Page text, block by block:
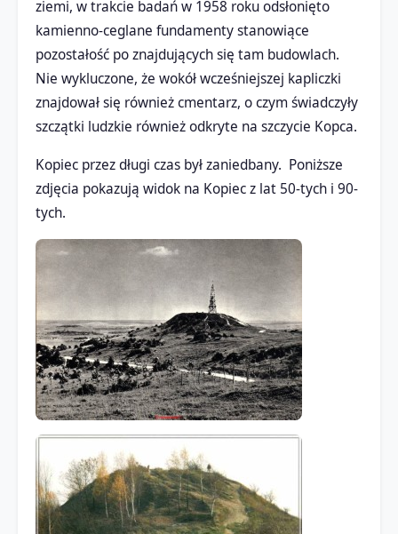
ziemi, w trakcie badań w 1958 roku odsłonięto
kamienno-ceglane fundamenty stanowiące
pozostałość po znajdujących się tam budowlach.
Nie wykluczone, że wokół wcześniejszej kapliczki
znajdował się również cmentarz, o czym świadczyły
szczątki ludzkie również odkryte na szczycie Kopca.
Kopiec przez długi czas był zaniedbany. Poniższe
zdjęcia pokazują widok na Kopiec z lat 50-tych i 90-
tych.